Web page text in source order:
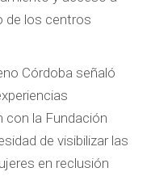
de los centros
Córdoba señaló
con la Fundación
de visibilizar las
en reclusión